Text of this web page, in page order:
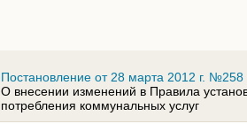
Постановление от 28 марта 2012 г. №258
О внесении изменений в Правила
потребления коммунальных услуг